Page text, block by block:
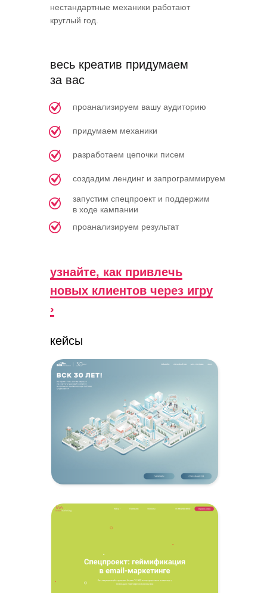
нестандартные механики работают
круглый год.
весь креатив придумаем
за вас
проанализируем вашу аудиторию
придумаем механики
разработаем цепочки писем
создадим лендинг и запрограммируем
запустим спецпроект и поддержим
в ходе кампании
проанализируем результат
узнайте, как привлечь
новых клиентов через игру
›
кейсы